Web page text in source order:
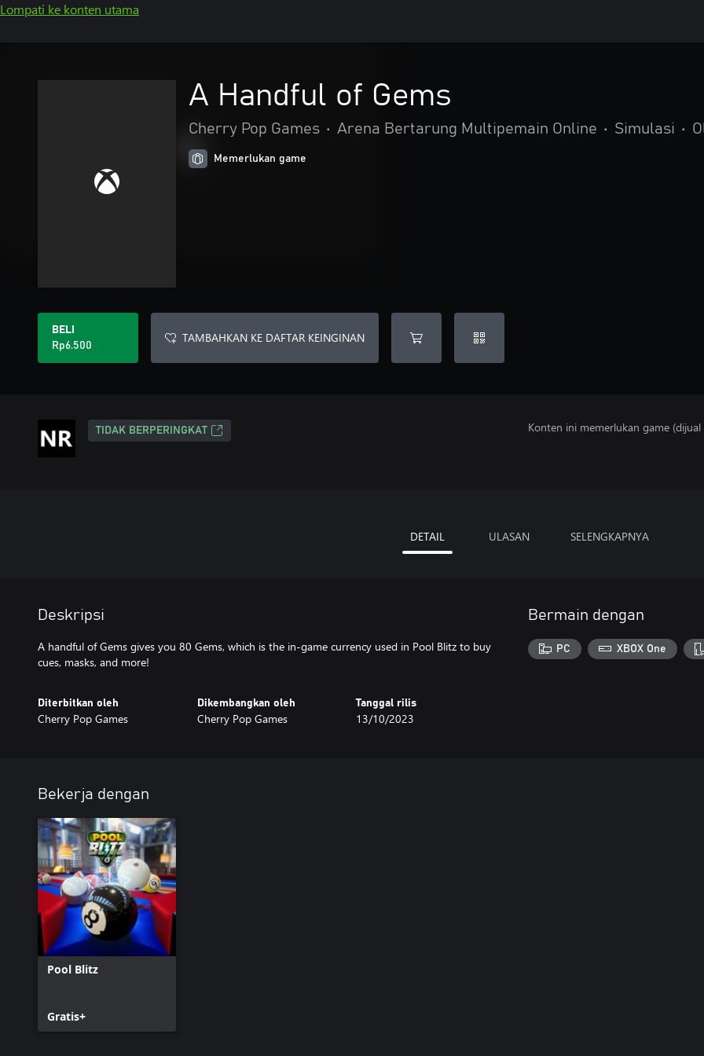
Lompati ke konten utama
A Handful of Gems
Cherry Pop Games • Arena Bertarung Multipemain Online • Simulasi •
Memerlukan game
BELI
Rp6.500
TAMBAHKAN KE DAFTAR KEINGINAN
TIDAK BERPERINGKAT Konten ini memerlukan game (dijual
DETAIL ULASAN SELENGKAPNYA
Deskripsi
A handful of Gems gives you 80 Gems, which is the in-game currency used in Pool Blitz to buy
cues, masks, and more!
Diterbitkan oleh
Cherry Pop Games
Dikembangkan oleh
Cherry Pop Games
Tanggal rilis
13/10/2023
Bermain dengan
PC XBOX One
Bekerja dengan
Pool Blitz
Gratis+